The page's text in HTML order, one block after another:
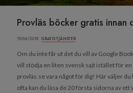
Provläs böcker gratis innan
19/04/2018 ·GRATIS TJÄNSTER
Om du inte får ut det du vill av Google
vill stödja en liten svensk sajt istället för
provläs.se vara något för dig! Här väljer
ofta kan du läsa de 20 första sidorna av